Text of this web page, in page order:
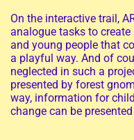
On the interactive trail,
analogue tasks to
and young people that
a playful way. And of
neglected in such a
presented by forest
way, information for
change can be